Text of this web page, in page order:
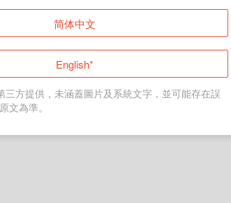
返回首頁
简体中文
English*
三方提供，未涵蓋圖片及系統文字，並可能存在誤
文為準。